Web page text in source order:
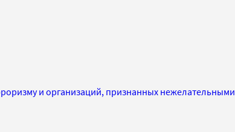
и организаций, признанных нежелательными